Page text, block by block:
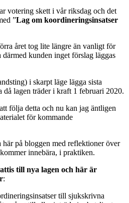
votering skett i vår riksdag och det
”Lag om koordineringsinsatser
året tog lite längre än vanligt för
kunden inget förslag läggas
i skarpt läge lägga sista
då lagen träder i kraft 1 februari 2020.
följa detta och nu kan jag äntligen
för kommande
här på bloggen med reflektioner över
innebära, i praktiken.
till nya lagen och här är
:
till sjukskrivna